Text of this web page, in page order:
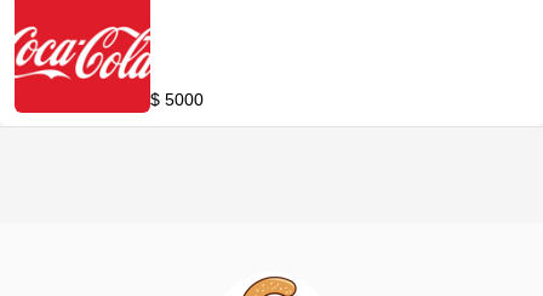
$ 5000